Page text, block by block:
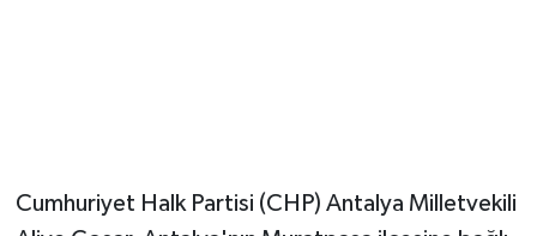
Cumhuriyet Halk Partisi (CHP) Antalya Milletvekili